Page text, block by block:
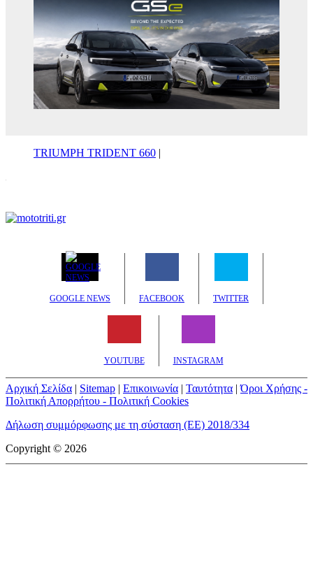
TRIUMPH TRIDENT 660 |
GOOGLE NEWS FACEBOOK TWITTER
YOUTUBE INSTAGRAM
Αρχική Σελίδα | Sitemap | Επικοινωνία | Ταυτότητα |Όροι Χρήσης -
Πολιτική Απορρήτου - Πολιτική Cookies
Δήλωση συμμόρφωσης με τη σύσταση (ΕΕ) 2018/334
Copyright © 2026